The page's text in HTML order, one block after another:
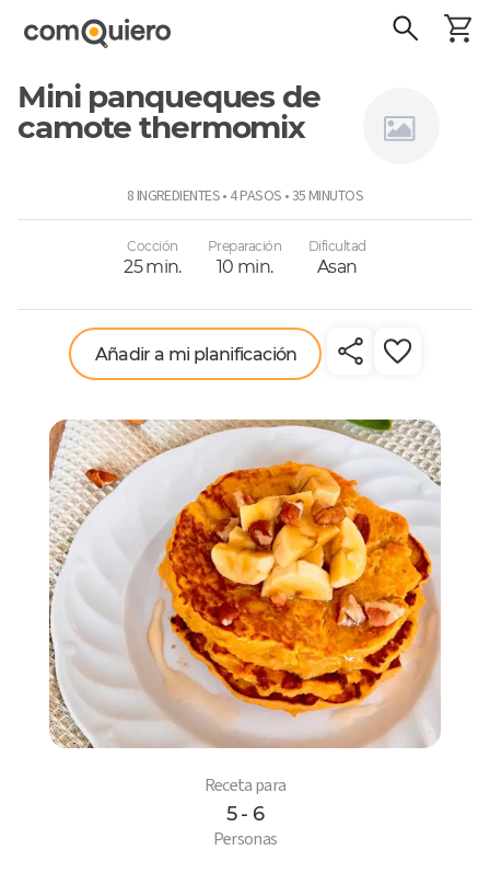
Mini panqueques de
camote thermomix
8 INGREDIENTES • 4 PASOS • 35 MINUTOS
Cocción
25 min.
Preparación
10 min.
Dificultad
Asan
Añadir a mi planificación
Receta para
5 - 6
Personas